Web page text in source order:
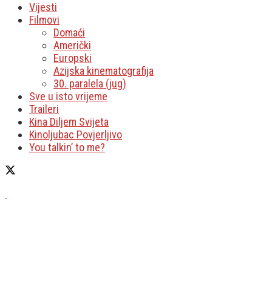
Vijesti
Filmovi
Domaći
Američki
Europski
Azijska kinematografija
30. paralela (jug)
Sve u isto vrijeme
Traileri
Kina Diljem Svijeta
Kinoljubac Povjerljivo
You talkin’ to me?